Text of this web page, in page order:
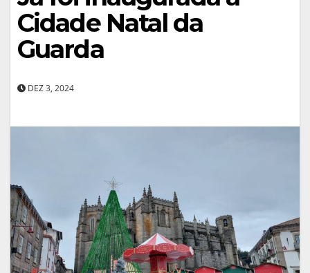
Cidade Natal da
Guarda
DEZ 3, 2024